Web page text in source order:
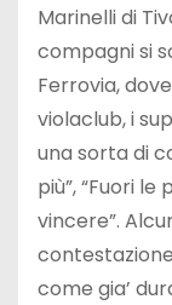
Marinelli di
compagni si
Ferrovia,
violaclub, i
una sorta di
più”, “Fuori
vincere”.
come gia’